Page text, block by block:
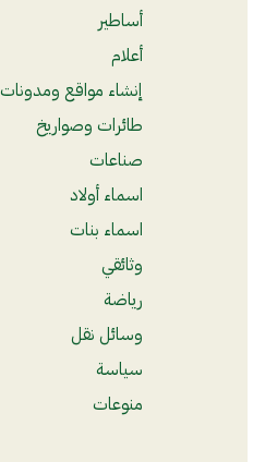
أساطير
أعلام
إنشاء مواقع ومدونات
طائرات وصواريخ
صناعات
اسماء أولاد
اسماء بنات
وثائقي
رياضة
وسائل نقل
سياسة
منوعات